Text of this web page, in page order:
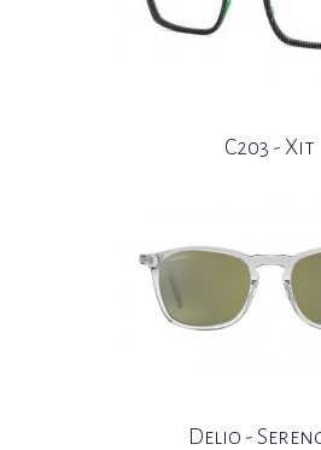
C203 - Xit
Delio -